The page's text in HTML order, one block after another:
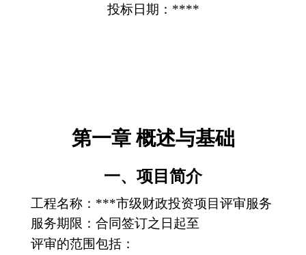
投标日期：****
第一章 概述与基础
一、项目简介
工程名称：***市级财政投资项目评审服务
服务期限：合同签订之日起至
评审的范围包括：